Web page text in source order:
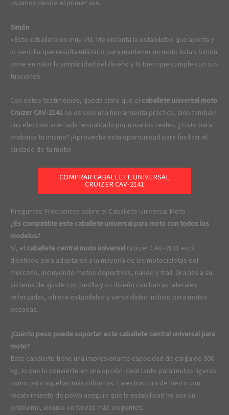
usuarios desde el primer uso.
Simón:
«Este caballete es muy útil. Me encanta la estabilidad que aporta y
lo sencillo que resulta utilizarlo para mantener mi moto lista.» Simón
pone en valor la simplicidad del diseño y lo bien que cumple con sus
funciones.
Con estos testimonios, queda claro que elcaballete universal moto
Cruizer CAV-2141no es solo una herramienta práctica, sino también
una elección acertada respaldada por usuarios reales. ¿Listo para
probarlo tú mismo? ¡Aprovecha esta oportunidad para facilitar el
cuidado de tu moto!
COMPRAR CABALLETE UNIVERSAL
CRUIZER CAV-2141
Preguntas Frecuentes sobre el Caballete Universal Moto
¿Es compatible este caballete universal para moto con todos los
modelos?
Sí, elcaballete central moto universalCruizer CAV-2141 está
diseñado para adaptarse a la mayoría de las motocicletas del
mercado, incluyendo motos deportivas, naked y trail. Gracias a su
sistema de ajuste con perilla y su diseño con barras laterales
reforzadas, ofrece estabilidad y versatilidad incluso para motos
pesadas.
¿Cuánto peso puede soportar este caballete central universal para
moto?
Este caballete tiene una impresionante capacidad de carga de 300
kg, lo que lo convierte en una opción ideal tanto para motos ligeras
como para aquellas más robustas. La estructura de hierro con
recubrimiento de polvo asegura que la estabilidad no sea un
problema, incluso en tareas más exigentes.